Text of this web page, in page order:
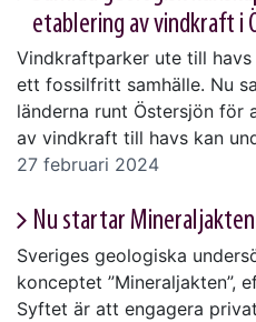
etablering av vindkraft i
Vindkraftparker ute till
ett fossilfritt samhälle. Nu
länderna runt Östersjön för
av vindkraft till havs kan
27 februari 2024
Nu startar
Sveriges geologiska
konceptet ”Mineraljakten”,
Syftet är att engagera